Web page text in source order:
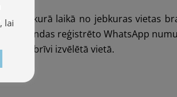
jebkurā laikā no jebkuras vietas
komandas reģistrēto WhatsApp
brīvi izvēlētā vietā.
lai